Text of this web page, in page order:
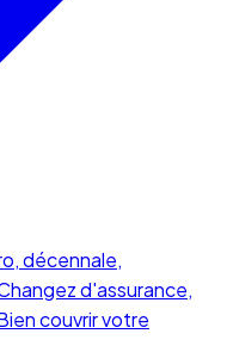
décennale,
d'assurance,
couvrir votre